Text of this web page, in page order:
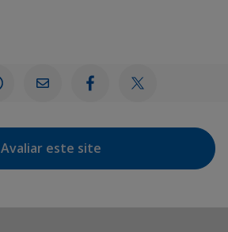
Avaliar este site